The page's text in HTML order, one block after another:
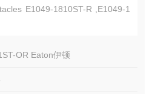
E1049-1810ST-R ,E1049-1
OR Eaton伊顿